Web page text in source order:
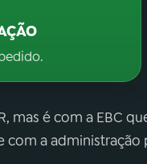
mas é com a EBC
a administração